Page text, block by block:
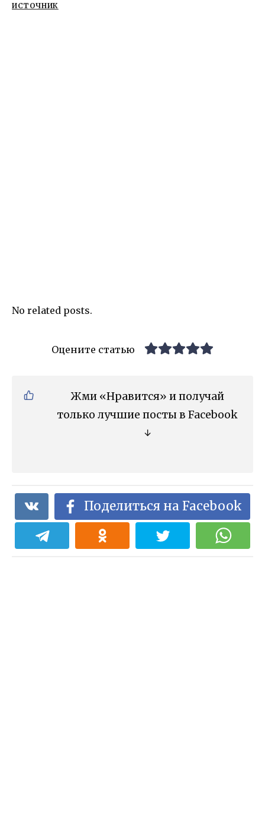
ИСТОЧНИК
No related posts.
Оцените статью
Жми «Нравится» и получай
только лучшие посты в Facebook
↓
Поделиться на Facebook